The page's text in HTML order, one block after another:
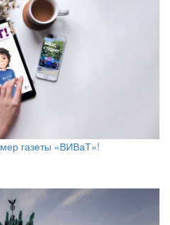
газеты «ВИВаТ»!